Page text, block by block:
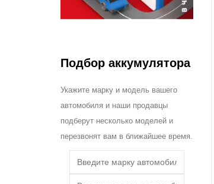
Подбор аккумулятора
Укажите марку и модель вашего
автомобиля и наши продавцы
подберут несколько моделей и
перезвонят вам в ближайшее время.